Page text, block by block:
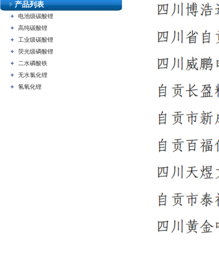
产品列表
电池级碳酸锂
高纯碳酸锂
工业级碳酸锂
荧光级磷酸锂
二水磷酸铁
无水氯化锂
氢氧化锂